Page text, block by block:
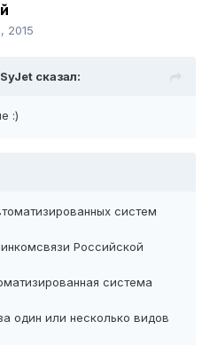
2015
сказал:
:)
систем
Российской
система
один или несколько видов